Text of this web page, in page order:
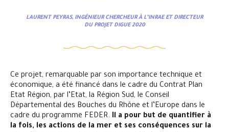
LAURENT PEYRAS, INGÉNIEUR CHERCHEUR À L’INRAE ET DIRECTEUR
DU PROJET DIGUE 2020
Ce projet, remarquable par son importance technique et
économique, a été financé dans le cadre du Contrat Plan
Etat Région, par l’Etat, la Région Sud, le Conseil
Départemental des Bouches du Rhône et l’Europe dans le
cadre du programme FEDER. Il a pour but de quantifier à
la fois, les actions de la mer et ses conséquences sur la